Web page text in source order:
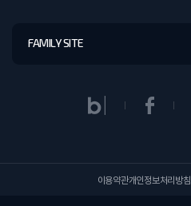
FAMILY SITE
이용약관개인정보처리방침